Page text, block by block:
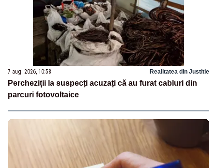
7 aug. 2026, 10:58 Realitatea din Justitie
Percheziții la suspecți acuzați că au furat cabluri din
parcuri fotovoltaice